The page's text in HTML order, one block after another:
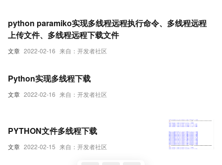
文章 2022-02-16 来自：开发者社区
python paramiko实现多线程远程执行命令、多线程远程
上传文件、多线程远程下载文件
文章 2022-02-16 来自：开发者社区
Python实现多线程下载
文章 2022-02-15 来自：开发者社区
PYTHON文件多线程下载